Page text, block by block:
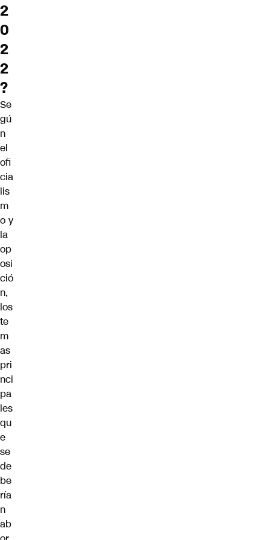
2
0
2
2
?
Se
gú
n
el
ofi
cia
lis
m
o y
la
op
osi
ció
n,
los
te
m
as
pri
nci
pa
les
qu
e
se
de
be
ría
n
ab